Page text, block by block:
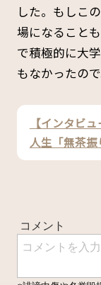
した。もしこ
場になること
で積極的に大
もなかったので
【インタビ
人生「無茶